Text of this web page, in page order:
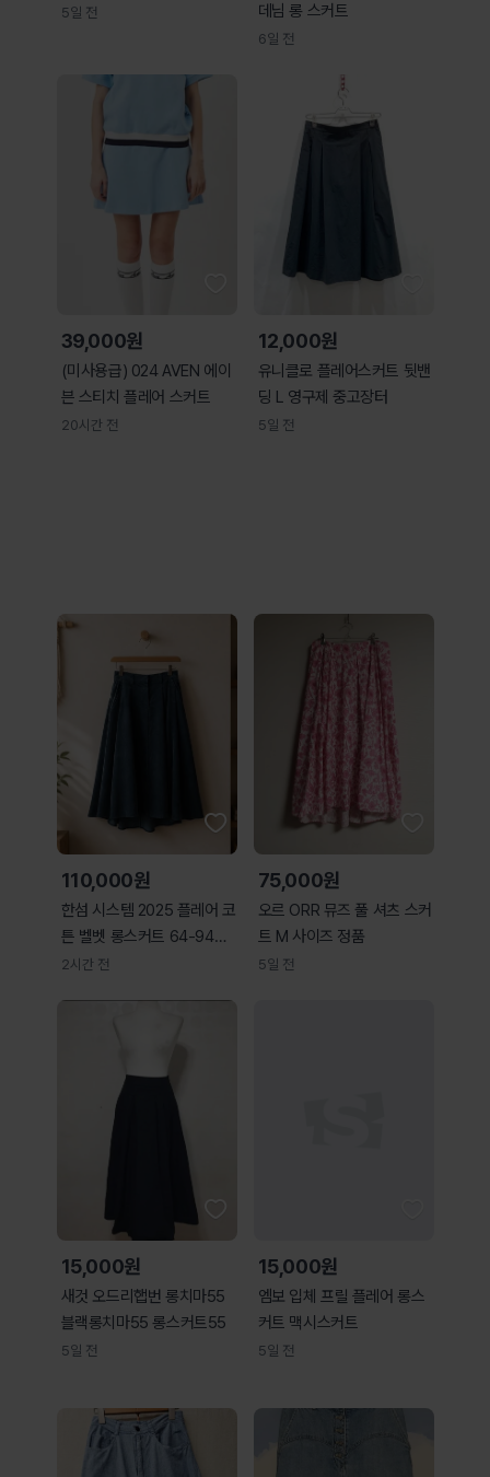
5일 전 데님 롱 스커트
6일 전
39,000원
(미사용급) 024 AVEN 에이
븐 스티치 플레어 스커트
20시간 전
12,000원
유니클로 플레어스커트 뒷밴
딩 L 영구제 중고장터
5일 전
110,000원
한섬 시스템 2025 플레어 코
튼 벨벳 롱스커트 64-94사
이즈
2시간 전
75,000원
오르 ORR 뮤즈 풀 셔츠 스커
트 M 사이즈 정품
5일 전
15,000원
새것 오드리햅번 롱치마55
블랙롱치마55 롱스커트55
5일 전
15,000원
엠보 입체 프릴 플레어 롱스
커트 맥시스커트
5일 전